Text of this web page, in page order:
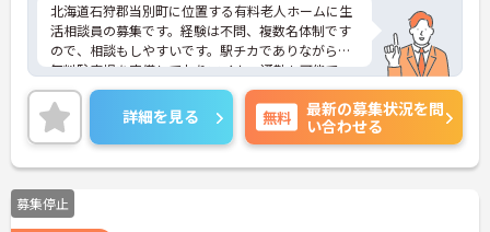
北海道石狩郡当別町に位置する有料老人ホームに生
活相談員の募集です。経験は不問、複数名体制です
ので、相談もしやすいです。駅チカでありながら、
無料駐車場を完備しておりマイカー通勤も可能で
す。保育所があり、小さなお子様がいる方方も安心
して働けます。ご興味ある方には、面接対策ポイン
トなど、さらに詳細をお話しいたしますのでお気軽
にご相談ください！
詳細を見る 無料
最新の募集状況を問
い合わせる
募集停止